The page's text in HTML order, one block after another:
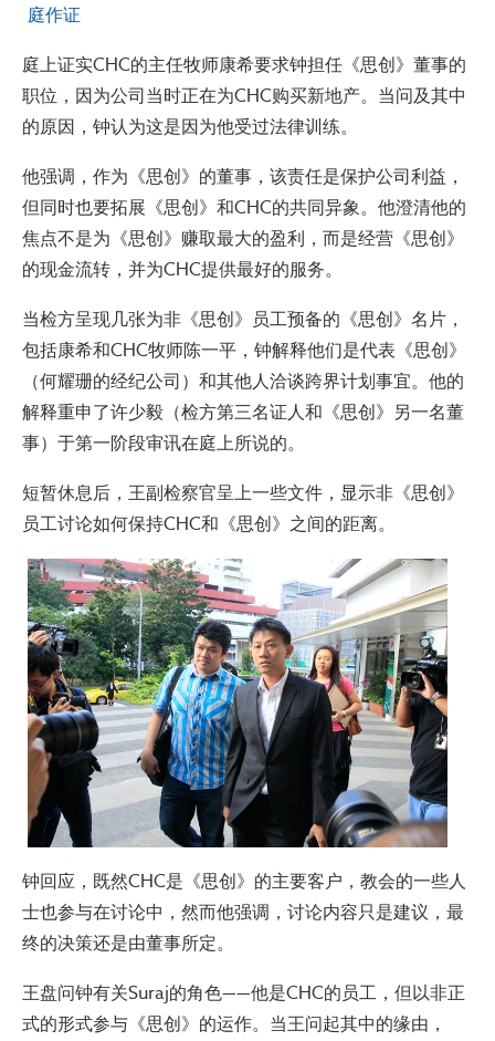
庭上证实CHC的主任牧师康希要求钟担任《思创》董事的
职位，因为公司当时正在为CHC购买新地产。当问及其中
的原因，钟认为这是因为他受过法律训练。
他强调，作为《思创》的董事，该责任是保护公司利益，
但同时也要拓展《思创》和CHC的共同异象。他澄清他的
焦点不是为《思创》赚取最大的盈利，而是经营《思创》
的现金流转，并为CHC提供最好的服务。
当检方呈现几张为非《思创》员工预备的《思创》名片，
包括康希和CHC牧师陈一平，钟解释他们是代表《思创》
（何耀珊的经纪公司）和其他人洽谈跨界计划事宜。他的
解释重申了许少毅（检方第三名证人和《思创》另一名董
事）于第一阶段审讯在庭上所说的。
短暂休息后，王副检察官呈上一些文件，显示非《思创》
员工讨论如何保持CHC和《思创》之间的距离。
钟回应，既然CHC是《思创》的主要客户，教会的一些人
士也参与在讨论中，然而他强调，讨论内容只是建议，最
终的决策还是由董事所定。
王盘问钟有关Suraj的角色——他是CHC的员工，但以非正
式的形式参与《思创》的运作。当王问起其中的缘由，